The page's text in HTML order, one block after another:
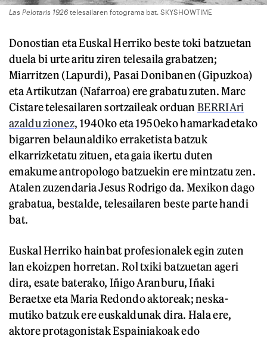
Las Pelotaris 1926 telesailaren fotograma bat. SKYSHOWTIME
Donostian eta Euskal Herriko beste toki batzuetan
duela bi urte aritu ziren telesaila grabatzen;
Miarritzen (Lapurdi), Pasai Donibanen (Gipuzkoa)
eta Artikutzan (Nafarroa) ere grabatu zuten. Marc
Cistare telesailaren sortzaileak orduan BERRIAri
azaldu zionez, 1940ko eta 1950eko hamarkadetako
bigarren belaunaldiko erraketista batzuk
elkarrizketatu zituen, eta gaia ikertu duten
emakume antropologo batzuekin ere mintzatu zen.
Atalen zuzendaria Jesus Rodrigo da. Mexikon dago
grabatua, bestalde, telesailaren beste parte handi
bat.
Euskal Herriko hainbat profesionalek egin zuten
lan ekoizpen horretan. Rol txiki batzuetan ageri
dira, esate baterako, Iñigo Aranburu, Iñaki
Beraetxe eta Maria Redondo aktoreak; neska-
mutiko batzuk ere euskaldunak dira. Hala ere,
aktore protagonistak Espainiakoak edo